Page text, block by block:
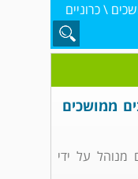
\ כרוניים
ממושכים
מנוהל על ידי